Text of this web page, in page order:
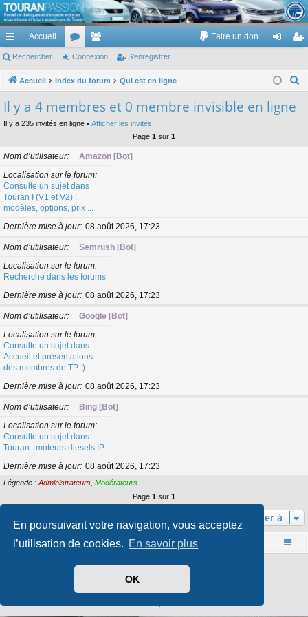
En poursuivant votre navigation, vous acceptez
l’utilisation de cookies. En savoir plus
OK
TouranPassion
Le forum des propriétaires ou futurs acquéreurs du Volkswagen Touran
cc
ès
pi
Accueil
or
u
s
e
m
es
Faire un don
ne nr
Rechercher Connexion S’enregistrer
Accueil Index du forum Qui est en ligne
Il y a 4 membres et 0 membre invisible en ligne
Il y a 235 invités en ligne • Afficher les invités
Page 1 sur 1
Nom d’utilisateur
Amazon [Bot]
Localisation sur le forum
Consulte un sujet dans
Touran I (V1 et V2) :
modèles, options, prix ...
Dernière mise à jour 08 août 2026, 17:23
Nom d’utilisateur
Semrush [Bot]
Localisation sur le forum
Recherche dans les forums
Dernière mise à jour 08 août 2026, 17:23
Nom d’utilisateur
Google [Bot]
Localisation sur le forum
Consulte un sujet dans
Accueil et présentations
des membres de TP :)
Dernière mise à jour 08 août 2026, 17:23
Nom d’utilisateur
Bing [Bot]
Localisation sur le forum
Consulte un sujet dans
Touran : moteurs diesels IP
Dernière mise à jour 08 août 2026, 17:23
Légende : Administrateurs Modérateurs
Page 1 sur 1
Aller à
Accueil Index du forum
Développé parphpBB® Forum Software © phpBB Limited
Arty- phpBB 3.3 par MrGaby
phpBB-fr.com